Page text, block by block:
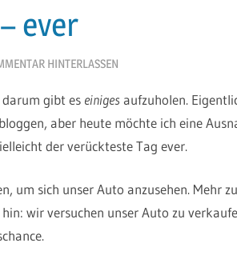
ever
HINTERLASSEN
darum gibt es einiges aufzuholen.
aber heute möchte ich eine
der verückteste Tag ever.
um sich unser Auto anzusehen. Mehr
wir versuchen unser Auto zu